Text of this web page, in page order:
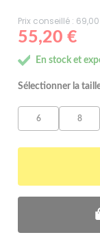
Prix conseillé :
55,20 €
En stock et
Sélectionner la
6 8